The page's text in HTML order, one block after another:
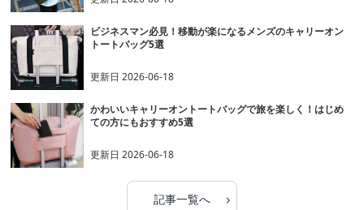
ビジネスマン必見！移動が楽になるメンズのキャリーオン
トートバッグ5選
更新日2026-06-18
かわいいキャリーオントートバッグで旅を楽しく！はじめ
ての方にもおすすめ5選
更新日2026-06-18
記事一覧へ ›